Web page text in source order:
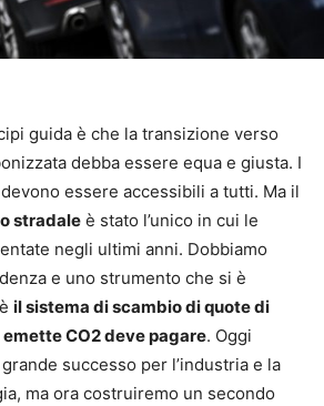
guida è che la transizione verso
debba essere equa e giusta. I
essere accessibili a tutti. Ma il
stradale è stato l’unico in cui le
negli ultimi anni. Dobbiamo
e uno strumento che si è
il sistema di scambio di quote di
CO2 deve pagare. Oggi
successo per l’industria e la
ma ora costruiremo un secondo